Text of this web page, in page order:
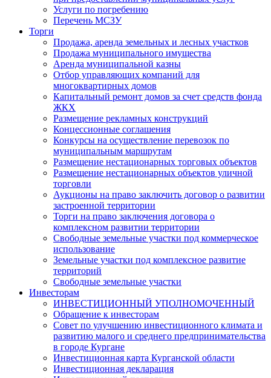
Услуги по погребению
Перечень МСЗУ
Торги
Продажа, аренда земельных и лесных участков
Продажа муниципального имущества
Аренда муниципальной казны
Отбор управляющих компаний для
многоквартирных домов
Капитальный ремонт домов за счет средств фонда
ЖКХ
Размещение рекламных конструкций
Концессионные соглашения
Конкурсы на осуществление перевозок по
муниципальным маршрутам
Размещение нестационарных торговых объектов
Размещение нестационарных объектов уличной
торговли
Аукционы на право заключить договор о развитии
застроенной территории
Торги на право заключения договора о
комплексном развитии территории
Свободные земельные участки под коммерческое
использование
Земельные участки под комплексное развитие
территорий
Свободные земельные участки
Инвесторам
ИНВЕСТИЦИОННЫЙ УПОЛНОМОЧЕННЫЙ
Обращение к инвесторам
Совет по улучшению инвестиционного климата и
развитию малого и среднего предпринимательства
в городе Кургане
Инвестиционная карта Курганской области
Инвестиционная декларация